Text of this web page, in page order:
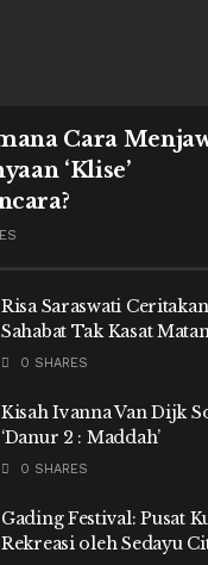
Cara
‘Klise’
Risa Saraswati
Sahabat Tak Kasat
0 SHARES
Kisah Ivanna Van Dijk
‘Danur 2 : Maddah’
0 SHARES
Gading Festival: Pusat
Rekreasi oleh Sedayu